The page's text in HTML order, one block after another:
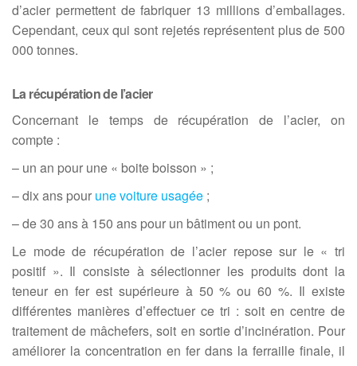
d’acier permettent de fabriquer 13 millions d’emballages.
Cependant, ceux qui sont rejetés représentent plus de 500
000 tonnes.
La récupération de l’acier
Concernant le temps de récupération de l’acier, on
compte :
– un an pour une « boite boisson » ;
– dix ans pour une voiture usagée ;
– de 30 ans à 150 ans pour un bâtiment ou un pont.
Le mode de récupération de l’acier repose sur le « tri
positif ». Il consiste à sélectionner les produits dont la
teneur en fer est supérieure à 50 % ou 60 %. Il existe
différentes manières d’effectuer ce tri : soit en centre de
traitement de mâchefers, soit en sortie d’incinération. Pour
améliorer la concentration en fer dans la ferraille finale, il